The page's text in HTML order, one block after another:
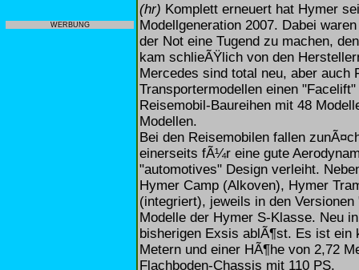
WERBUNG
(hr) Komplett erneuert hat Hymer
Modellgeneration 2007. Dabei
der Not eine Tugend zu machen,
kam schlieÃŸlich von den
Mercedes sind total neu, aber auch
Transportermodellen einen
Reisemobil-Baureihen mit 48
Modellen.
Bei den Reisemobilen fallen
einerseits fÃ¼r eine gute
"automotives" Design verleiht.
Hymer Camp (Alkoven), Hymer
(integriert), jeweils in den
Modelle der Hymer S-Klasse. Neu
bisherigen Exsis ablÃ¶st. Es ist ein
Metern und einer HÃ¶he von 2,72
Flachboden-Chassis mit 110 PS.